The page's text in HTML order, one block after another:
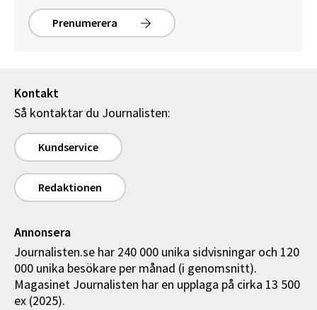
Prenumerera
Kontakt
Så kontaktar du Journalisten:
Kundservice
Redaktionen
Annonsera
Journalisten.se har 240 000 unika sidvisningar och 120
000 unika besökare per månad (i genomsnitt).
Magasinet Journalisten har en upplaga på cirka 13 500
ex (2025).